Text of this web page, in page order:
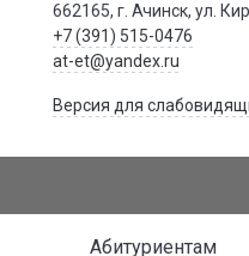
662165, г. Ачинск, ул.
+7 (391) 515-0476
at-et@yandex.ru
Версия для
Абитуриентам